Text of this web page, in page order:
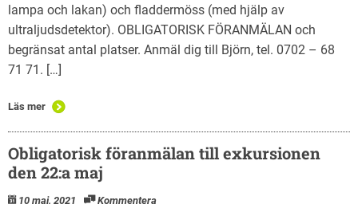
lampa och lakan) och fladdermöss (med hjälp av
ultraljudsdetektor). OBLIGATORISK FÖRANMÄLAN och
begränsat antal platser. Anmäl dig till Björn, tel. 0702 – 68
71 71. […]
Läs mer
Obligatorisk föranmälan till exkursionen
den 22:a maj
10 maj, 2021 Kommentera